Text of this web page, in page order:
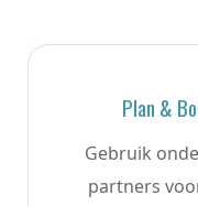
Plan &
Gebruik
partners